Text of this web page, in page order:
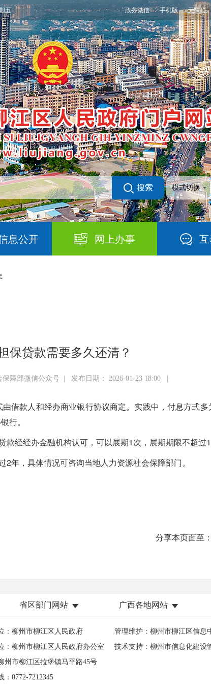
政务微信 手机版 无障碍
期五
搜索 模式切换
息公开 网上办事
保贷款需要多久还清？
保障部微信公众号 | 发布日期： 2026-01-23 18:00 |
借款人和经办商业银行协议商定。实践中，付息方式
行。
经经办金融机构认可，可以展期1次，展期期限不超过1
，具体情况可咨询当地人力资源社会保障部门。
分享本页面至：
省区部门网站 广西各地网站
：柳州市柳江区人民政府
：柳州市柳江区人民政府办公室
州市柳江区拉堡镇马平路45号
：0772-7212345
管理维护：柳州市柳江区信息
技术支持：柳州市信息化建设